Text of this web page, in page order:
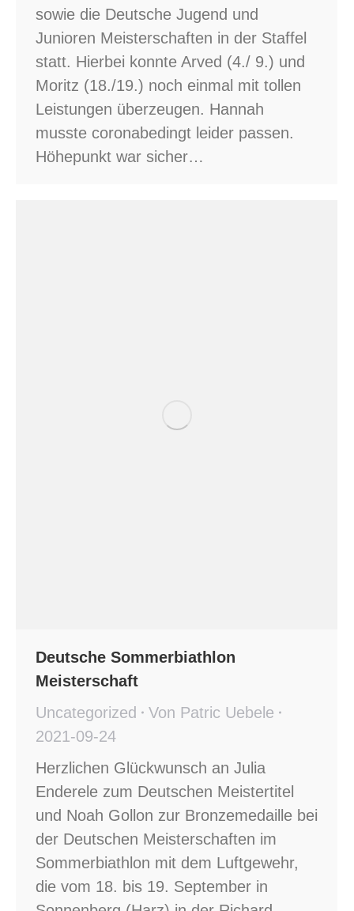
sowie die Deutsche Jugend und
Junioren Meisterschaften in der Staffel
statt. Hierbei konnte Arved (4./ 9.) und
Moritz (18./19.) noch einmal mit tollen
Leistungen überzeugen. Hannah
musste coronabedingt leider passen.
Höhepunkt war sicher…
Deutsche Sommerbiathlon
Meisterschaft
Uncategorized
Von Patric Uebele
2021-09-24
Herzlichen Glückwunsch an Julia
Enderele zum Deutschen Meistertitel
und Noah Gollon zur Bronzemedaille bei
der Deutschen Meisterschaften im
Sommerbiathlon mit dem Luftgewehr,
die vom 18. bis 19. September in